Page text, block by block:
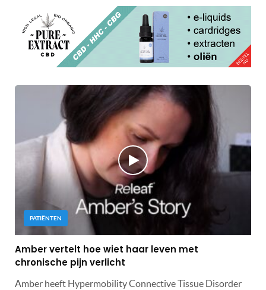
PATIËNTEN
Amber vertelt hoe wiet haar leven met
chronische pijn verlicht
Amber heeft Hypermobility Connective Tissue Disorder